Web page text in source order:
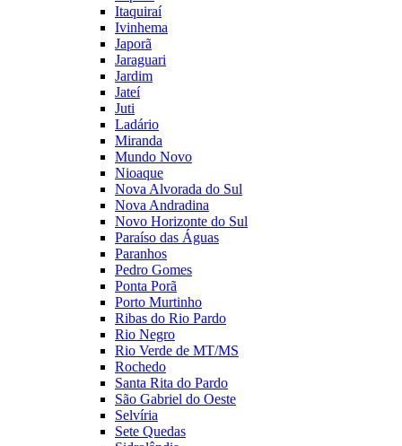
Itaquiraí
Ivinhema
Japorã
Jaraguari
Jardim
Jateí
Juti
Ladário
Miranda
Mundo Novo
Nioaque
Nova Alvorada do Sul
Nova Andradina
Novo Horizonte do Sul
Paraíso das Águas
Paranhos
Pedro Gomes
Ponta Porã
Porto Murtinho
Ribas do Rio Pardo
Rio Negro
Rio Verde de MT/MS
Rochedo
Santa Rita do Pardo
São Gabriel do Oeste
Selvíria
Sete Quedas